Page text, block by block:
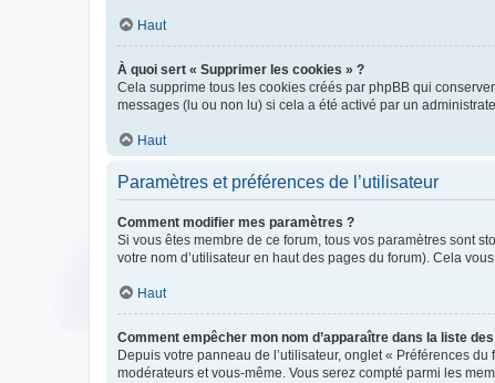
Haut
À quoi sert « Supprimer les cookies » ?
Cela supprime tous les cookies créés par phpBB qui
messages (lu ou non lu) si cela a été activé par un
Haut
Paramètres et préférences de l’utilisateur
Comment modifier mes paramètres ?
Si vous êtes membre de ce forum, tous vos paramètres sont
votre nom d’utilisateur en haut des pages du forum). Cela
Haut
Comment empêcher mon nom d’apparaître dans la liste
Depuis votre panneau de l’utilisateur, onglet « Préférences du
modérateurs et vous-même. Vous serez compté parmi les